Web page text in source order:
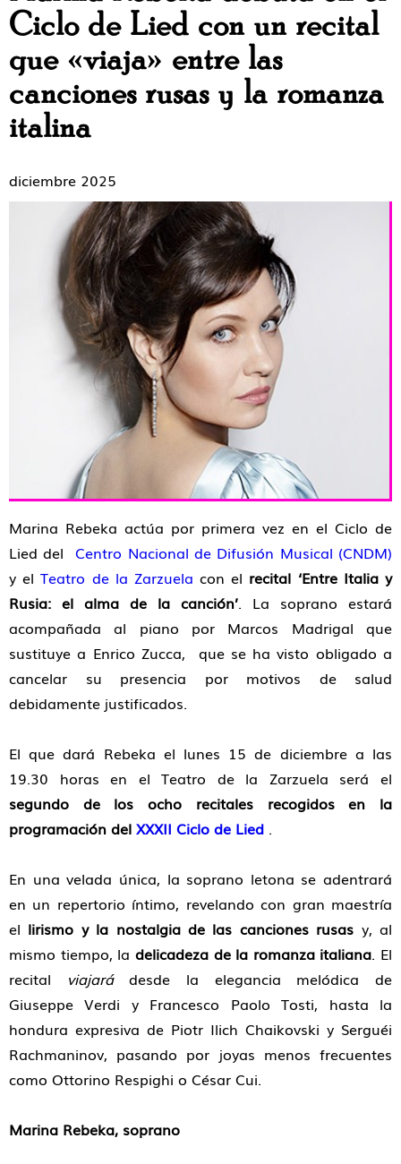
Ciclo de Lied con un recital
que «viaja» entre las
canciones rusas y la romanza
italina
diciembre 2025
Marina Rebeka actúa por primera vez en el Ciclo de
Lied delCentro Nacional de Difusión Musical (CNDM)
y elTeatro de la Zarzuela con el recital ‘Entre Italia y
Rusia: el alma de la canción’. La soprano estará
acompañada al piano por Marcos Madrigal que
sustituye a Enrico Zucca, que se ha visto obligado a
cancelar su presencia por motivos de salud
debidamente justificados.
El que dará Rebeka el lunes 15 de diciembre a las
19.30 horas en el Teatro de la Zarzuela será el
segundo de los ocho recitales recogidos en la
programación del XXXII Ciclo de Lied .
En una velada única, la soprano letona se adentrará
en un repertorio íntimo, revelando con gran maestría
el lirismo y la nostalgia de las canciones rusas y, al
mismo tiempo, la delicadeza de la romanza italiana. El
recital viajarádesde la elegancia melódica de
Giuseppe Verdi y Francesco Paolo Tosti, hasta la
hondura expresiva de Piotr Ilich Chaikovski y Serguéi
Rachmaninov, pasando por joyas menos frecuentes
como Ottorino Respighi o César Cui.
Marina Rebeka, soprano